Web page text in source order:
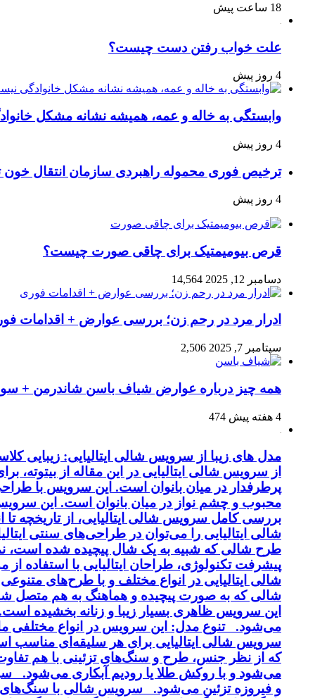
18 ساعت پیش
علت خواب رفتن دست چیست؟
4 روز پیش
وابستگی به خاله و عمه، همیشه نشانه مشکل
4 روز پیش
ترخیص فوری محموله راهبردی سازمان انتقال
4 روز پیش
قرص بیومیمتیک برای چاقی صورت چیست؟
دسامبر 12, 2025 14,564
ادرار مرد در رحم زن؛ بررسی عوارض + اقدامات
سپتامبر 7, 2025 2,506
همه چیز درباره عوارض شیاف باسن شاندرمن +
4 هفته پیش 474
مدل های زیبا از سرویس شالی ایتالیایی: زیبایی
از سرویس شالی ایتالیایی در این مقاله از
پرطرفدار در میان بانوان است. این سرویس با
محبوب و چشم نواز در میان بانوان است. این
بررسی کامل سرویس شالی ایتالیایی، از تاریخچه
شالی ایتالیایی را می‌توان در طراحی‌های سنتی
طرح شالی که شبیه به یک شال پیچیده شده است،
پیشرفت تکنولوژی، طراحان ایتالیایی با استفاده
شالی ایتالیایی در انواع مختلف و با طرح‌های
شالی که به صورت پیچیده و هماهنگ به هم متصل
این سرویس ظاهری بسیار زیبا و زنانه بخشیده
می‌شود. تنوع مدل: این سرویس در انواع مختلفی
سرویس شالی ایتالیایی برای هر سلیقه‌ای مناسب
و فیروزه تزئین می‌شود. سرویس شالی با سنگ‌های